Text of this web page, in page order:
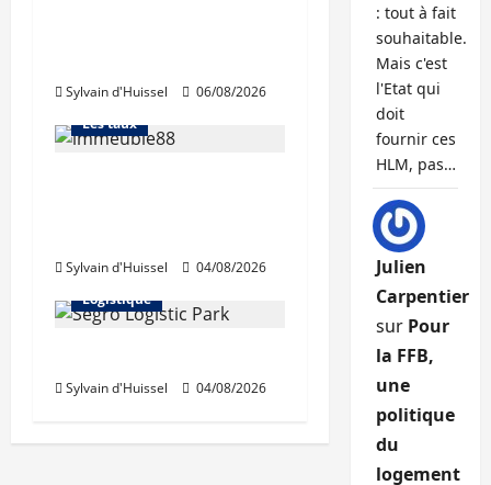
Sylvain d'Huissel 06/08/2026
L'avis des courtiers
Les taux
Sylvain d'Huissel 04/08/2026
Immo d'entreprise
Logistique
Sylvain d'Huissel 04/08/2026
: tout à fait
souhaitable.
Mais c'est
l'Etat qui
doit
fournir ces
HLM, pas…
Julien
Carpentier
sur Pour
la FFB,
une
politique
du
logement